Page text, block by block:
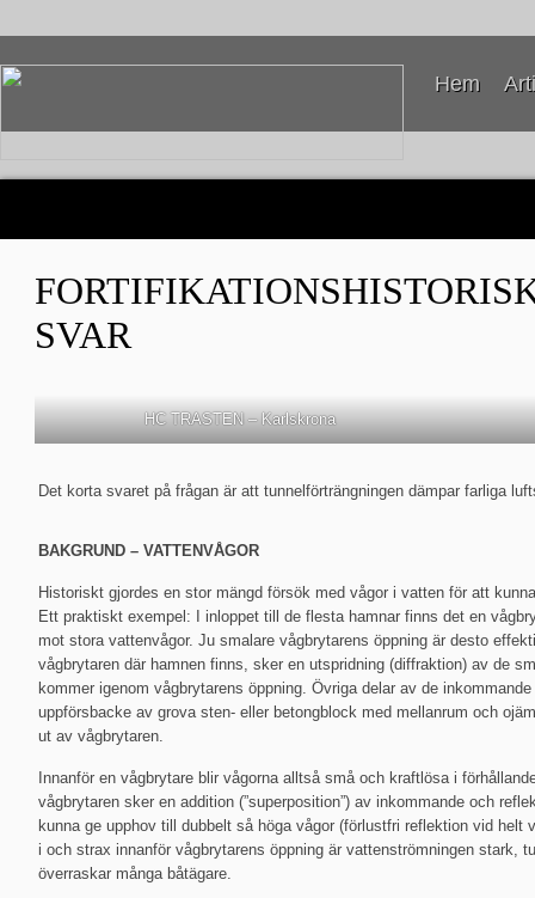
Hem
SVAR
HC TRASTEN – Karlskrona
Det korta svaret på frågan är att tunnelförträngningen dämpar farliga
BAKGRUND – VATTENVÅGOR
Historiskt gjordes en stor mängd försök med vågor i vatten för att
Ett praktiskt exempel: I inloppet till de flesta hamnar finns det en
mot stora vattenvågor. Ju smalare vågbrytarens öppning är desto
vågbrytaren där hamnen finns, sker en utspridning (diffraktion) av de
kommer igenom vågbrytarens öppning. Övriga delar av de
uppförsbacke av grova sten- eller betongblock med mellanrum och
ut av vågbrytaren.
Innanför en vågbrytare blir vågorna alltså små och kraftlösa i
vågbrytaren sker en addition (”superposition”) av inkommande och
kunna ge upphov till dubbelt så höga vågor (förlustfri reflektion vid
i och strax innanför vågbrytarens öppning är vattenströmningen stark,
överraskar många båtägare.